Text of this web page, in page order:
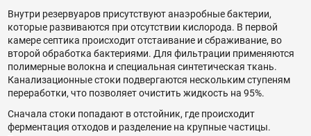
Внутри резервуаров присутствуют анаэробные бактерии,
которые развиваются при отсутствии кислорода. В первой
камере септика происходит отстаивание и сбраживание, во
второй обработка бактериями. Для фильтрации применяются
полимерные волокна и специальная синтетическая ткань.
Канализационные стоки подвергаются нескольким ступеням
переработки, что позволяет очистить жидкость на 95%.
Сначала стоки попадают в отстойник, где происходит
ферментация отходов и разделение на крупные частицы.